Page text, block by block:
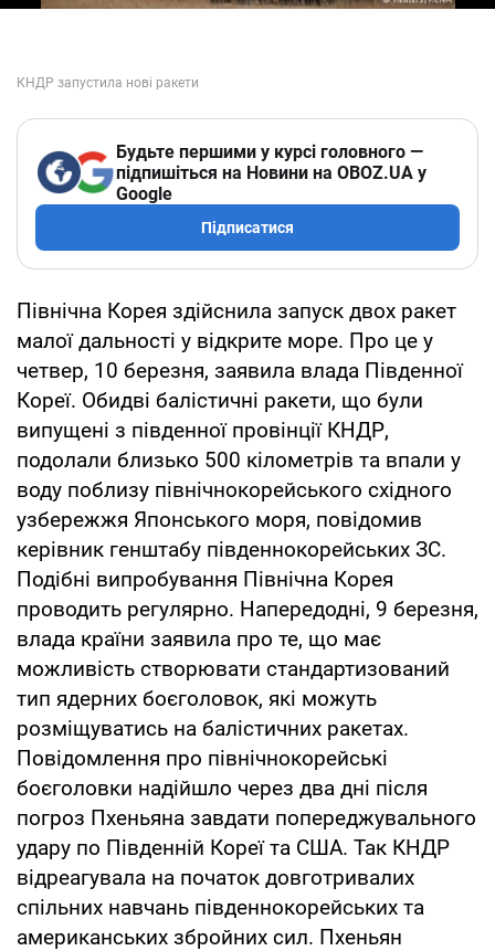
Будьте першими у курсі головного —
підпишіться на Новини на OBOZ.UA у
Google
Підписатися
Північна Корея здійснила запуск двох ракет
малої дальності у відкрите море. Про це у
четвер, 10 березня, заявила влада Південної
Кореї. Обидві балістичні ракети, що були
випущені з південної провінції КНДР,
подолали близько 500 кілометрів та впали у
воду поблизу північнокорейського східного
узбережжя Японського моря, повідомив
керівник генштабу південнокорейських ЗС.
Подібні випробування Північна Корея
проводить регулярно. Напередодні, 9 березня,
влада країни заявила про те, що має
можливість створювати стандартизований
тип ядерних боєголовок, які можуть
розміщуватись на балістичних ракетах.
Повідомлення про північнокорейські
боєголовки надійшло через два дні після
погроз Пхеньяна завдати попереджувального
удару по Південній Кореї та США. Так КНДР
відреагувала на початок довготривалих
спільних навчань південнокорейських та
американських збройних сил. Пхеньян